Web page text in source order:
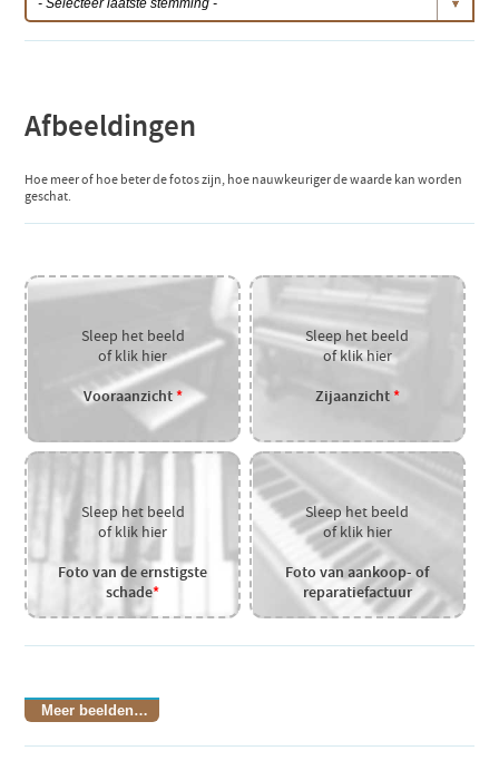
Afbeeldingen
Hoe meer of hoe beter de fotos zijn, hoe nauwkeuriger de waarde kan worden
geschat.
Sleep het beeld
of klik hier
Vooraanzicht*
Sleep het beeld
of klik hier
Zijaanzicht *
Sleep het beeld
of klik hier
Foto van de ernstigste
schade*
Sleep het beeld
of klik hier
Foto van aankoop- of
reparatiefactuur
Meer beelden…